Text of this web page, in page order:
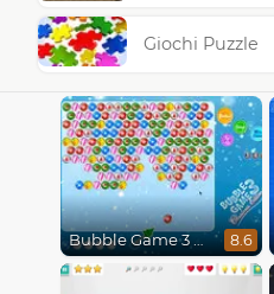
Giochi Puzzle
Bubble Game 3 Christmas 8.6